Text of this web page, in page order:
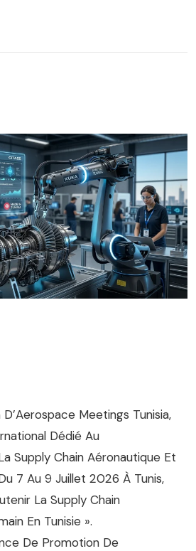
Meetings Tunisia,
Dédié Au
Supply Chain Aéronautique Et
7 Au 9 Juillet 2026 À Tunis,
La Supply Chain
En Tunisie ».
De Promotion De